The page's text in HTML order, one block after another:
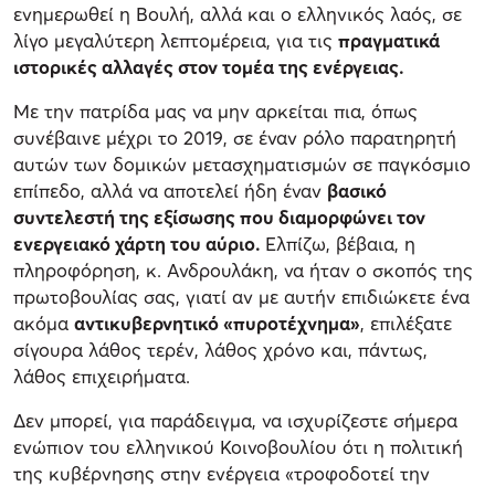
ενημερωθεί η Βουλή, αλλά και ο ελληνικός λαός, σε
λίγο μεγαλύτερη λεπτομέρεια, για τις πραγματικά
ιστορικές αλλαγές στον τομέα της ενέργειας.
Με την πατρίδα μας να μην αρκείται πια, όπως
συνέβαινε μέχρι το 2019, σε έναν ρόλο παρατηρητή
αυτών των δομικών μετασχηματισμών σε παγκόσμιο
επίπεδο, αλλά να αποτελεί ήδη έναν βασικό
συντελεστή της εξίσωσης που διαμορφώνει τον
ενεργειακό χάρτη του αύριο. Ελπίζω, βέβαια, η
πληροφόρηση, κ. Ανδρουλάκη, να ήταν ο σκοπός της
πρωτοβουλίας σας, γιατί αν με αυτήν επιδιώκετε ένα
ακόμα αντικυβερνητικό «πυροτέχνημα», επιλέξατε
σίγουρα λάθος τερέν, λάθος χρόνο και, πάντως,
λάθος επιχειρήματα.
Δεν μπορεί, για παράδειγμα, να ισχυρίζεστε σήμερα
ενώπιον του ελληνικού Κοινοβουλίου ότι η πολιτική
της κυβέρνησης στην ενέργεια «τροφοδοτεί την